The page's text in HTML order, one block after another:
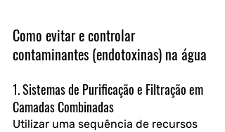
Como evitar e controlar
contaminantes (endotoxinas) na água
1. Sistemas de Purificação e Filtração em
Camadas Combinadas
Utilizar uma sequência de recursos